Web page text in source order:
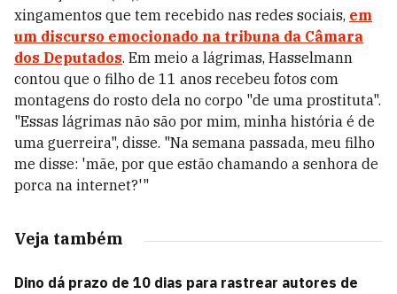
xingamentos que tem recebido nas redes sociais, em
um discurso emocionado na tribuna da Câmara
dos Deputados. Em meio a lágrimas, Hasselmann
contou que o filho de 11 anos recebeu fotos com
montagens do rosto dela no corpo "de uma prostituta".
"Essas lágrimas não são por mim, minha história é de
uma guerreira", disse. "Na semana passada, meu filho
me disse: 'mãe, por que estão chamando a senhora de
porca na internet?'"
Veja também
Dino dá prazo de 10 dias para rastrear autores de